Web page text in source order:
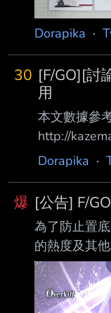
Dorapika ·
30 [F/GO][討
用
本文數據參
http://
[職階及血量
性：人之力
阿爾托莉亞
桌騎士、七
BBAQQ，B
NP率0.71%
來看的話 |
Dorapika ·
爆 [公告] F/
為了防止置
的熱度及其
友討論 F/GO
的相關劇情
route 後 我體